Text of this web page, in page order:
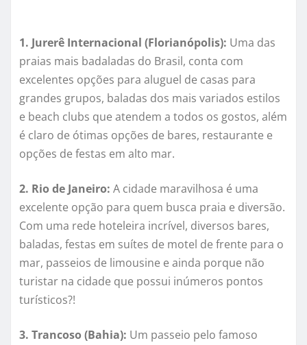
1. Jurerê Internacional (Florianópolis): Uma das
praias mais badaladas do Brasil, conta com
excelentes opções para aluguel de casas para
grandes grupos, baladas dos mais variados estilos
e beach clubs que atendem a todos os gostos, além
é claro de ótimas opções de bares, restaurante e
opções de festas em alto mar.
2. Rio de Janeiro: A cidade maravilhosa é uma
excelente opção para quem busca praia e diversão.
Com uma rede hoteleira incrível, diversos bares,
baladas, festas em suítes de motel de frente para o
mar, passeios de limousine e ainda porque não
turistar na cidade que possui inúmeros pontos
turísticos?!
3. Trancoso (Bahia): Um passeio pelo famoso